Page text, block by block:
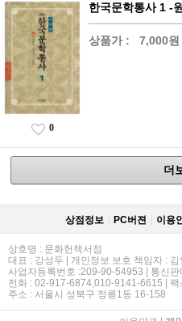
한국문학통사 1 -
상품가 : 7,000원
0
더
상점정보 PC버젼 이용
상호명 : 문화헌책서점
대표 : 강성두 | 개인정보 보호 책임자 : 김
사업자등록번호 :209-90-54953 | 통신
전화 : 02-917-6874,010-9141-6615 |
주소 : 서울시 성북구 정릉1동 16-158